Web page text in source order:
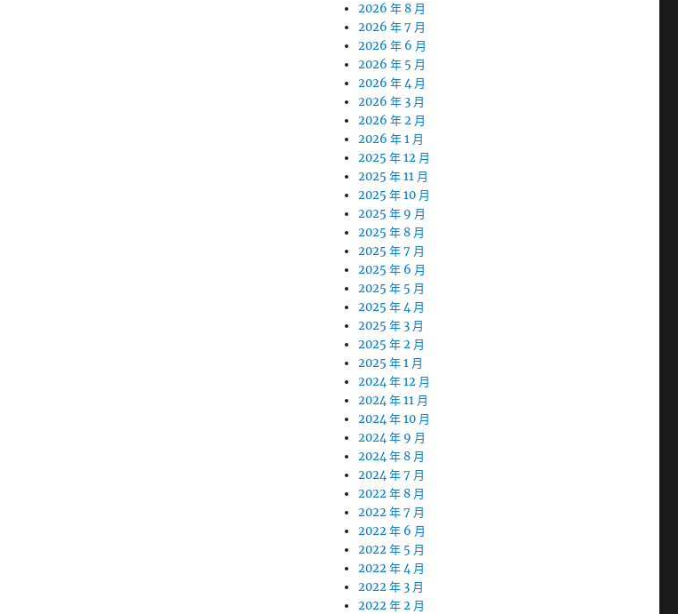
2026 年 8 月
2026 年 7 月
2026 年 6 月
2026 年 5 月
2026 年 4 月
2026 年 3 月
2026 年 2 月
2026 年 1 月
2025 年 12 月
2025 年 11 月
2025 年 10 月
2025 年 9 月
2025 年 8 月
2025 年 7 月
2025 年 6 月
2025 年 5 月
2025 年 4 月
2025 年 3 月
2025 年 2 月
2025 年 1 月
2024 年 12 月
2024 年 11 月
2024 年 10 月
2024 年 9 月
2024 年 8 月
2024 年 7 月
2022 年 8 月
2022 年 7 月
2022 年 6 月
2022 年 5 月
2022 年 4 月
2022 年 3 月
2022 年 2 月